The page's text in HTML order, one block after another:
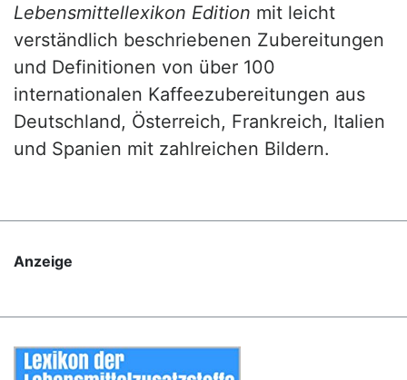
Lebensmittellexikon Edition mit leicht
verständlich beschriebenen Zubereitungen
und Definitionen von über 100
internationalen Kaffeezubereitungen aus
Deutschland, Österreich, Frankreich, Italien
und Spanien mit zahlreichen Bildern.
Anzeige